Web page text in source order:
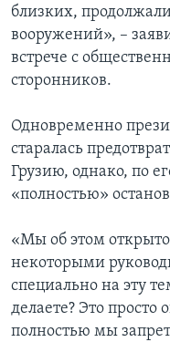
близких,
вооружений», –
встрече с
сторонников.
Одновременно
старалась
Грузию, однако, по
«полностью»
«Мы об этом
некоторыми
специально на эту
делаете? Это просто
полностью мы